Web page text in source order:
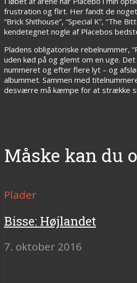
frustration og flirt. Her fandt de
“Brick Shithouse”, “Special K”,
kendetegnet nogle af Placebos
Pladens obligatoriske rebelnummer,
uden kød på og glemt om en uge.
nummeret og efter flere lyt – og
albummet. Sammen med
desværre må kæmpe for at strække
Måske kan du
Plader
Bisse: Højlandet
7. oktober 2016